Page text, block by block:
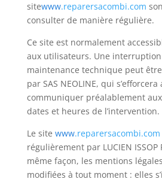
sitewww.reparersacombi.com
consulter de manière régulière.
Ce site est normalement
aux utilisateurs. Une
maintenance technique peut
par SAS NEOLINE, qui s’efforcera
communiquer préalablement
dates et heures de l’intervention.
Le site www.reparersacombi.com
régulièrement par LUCIEN ISSOP
même façon, les mentions
modifiées à tout moment : elles